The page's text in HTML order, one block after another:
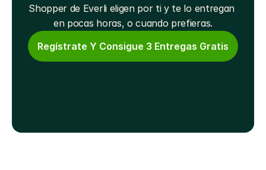
Shopper de Everli eligen por ti y te lo entregan
en pocas horas, o cuando prefieras.
Regístrate Y Consigue 3 Entregas Gratis